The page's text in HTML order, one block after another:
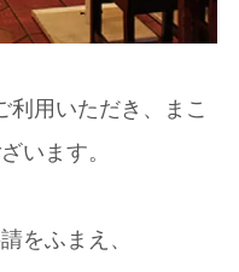
利用いただき、まこ
います。
をふまえ、